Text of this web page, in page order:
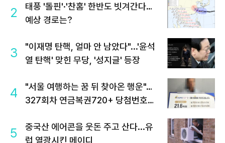
2
태풍 '돌핀'·'찬홈' 한반도 빗겨간다…
예상 경로는?
3
"이재명 탄핵, 얼마 안 남았다"...'윤석
열 탄핵' 맞힌 무당, '성지글' 등장
4
"서울 여행하는 꿈 뒤 찾아온 행운"…
327회차 연금복권720+ 당첨번호조
5
중국산 에어콘을 웃돈 주고 산다...유
럽 열광시킨 메이디